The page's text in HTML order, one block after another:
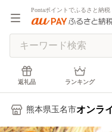
Pontaポイントでふるさと納税
返礼品 ランキング
熊本県玉名市オンラ